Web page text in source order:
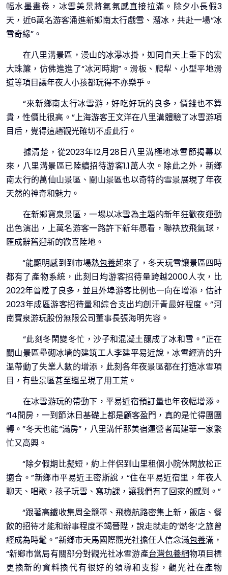
幅水墨畫卷，冰雪美景將氣氛感直接拉滿。除夕小長假3
天，近6萬名游客涌進新鄉南太行戲雪、溜冰，共赴一場“冰
雪奇緣”。
在八里溝景區，漫山的冰瀑冰掛，如同自天上垂下的宏
大珠簾，仿佛進進了“冰河時期”。滑板、爬犁、小型平地滑
道等項目讓年夜人小孩都玩得不亦樂乎。
“來新鄉南太行冰雪游，好吃好玩的良多，價錢也不算
貴，性價比很高。”上海游客王文洋在八里溝體驗了冰雪游項
目后，覺得這趟觀光確切不虛此行。
據清楚，從2023年12月28日八里溝極地冰雪節揭幕以
來，八里溝景區已陸續招待游客1.1萬人次。除此之外，新鄉
南太行的萬仙山景區、關山景區也以奇特的雪景展現了年夜
天然的神奇和魅力。
在新鄉寶泉景區，一場以冰雪為主題的新年狂歡夜運動
出色演出，上萬名游客一路許下新年愿看，聯袂放飛氣球，
匯成辭舊迎新的歡喜陸地。
“能顯明感到到市場熱包養起來了，冬天玩雪讓景區四時
都有了產物系統，此刻日均游客招待量跨越2000人次，比
2022年晉陞了良多，並且外埠游客比例也一向在增添，估計
2023年成區游客招待量和綜合支出均創汗青最好程度。”河
南寶泉游玩股份無限公司董事長張海明先容。
“此刻冬閑變冬忙，沙子和混凝土釀成了冰和雪。”正在
關山景區壘砌冰墻的建筑工人李建平易近說，冰雪經濟的升
溫帶動了失業人數的增添，此刻各年夜景區都在打造冰雪項
目，有些景區甚至還呈現了用工荒。
在冰雪游玩的帶動下，平易近宿預訂量也年夜幅增添。
“14間房，一到節沐日基礎上都是顧客盈門，真的是忙得團團
轉。”冬天也能“滿房”，八里溝仟那美宿運營者萬建華一家繁
忙又高興。
“除夕假期比擬短，約上伴侶到山里租個小院休閑放松正
適合。”新鄉市平易近王密斯說，“住在平易近宿里，年夜人
聊天、唱歌，孩子玩雪、寫功課，讓我們有了回家的感到。”
“跟著高鐵收集周全籠罩、飛機航路密集上新，飯店、餐
飲的招待才能和辦事程度不竭晉陞，說走就走的‘燃冬’之旅曾
經成為時髦。”新鄉市天馬國際觀光社擔任人信念滿包養滿，
“新鄉市當局有關部分對觀光社冰雪游產台灣包養網物項目標
更換新的資料換代有很好的領導和支撐，觀光社在產物